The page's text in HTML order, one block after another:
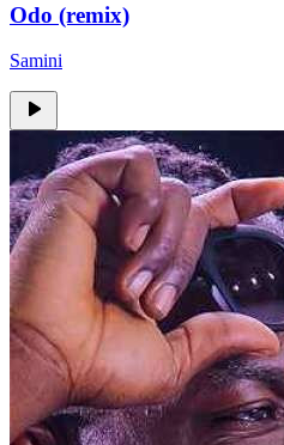
Odo (remix)
Samini